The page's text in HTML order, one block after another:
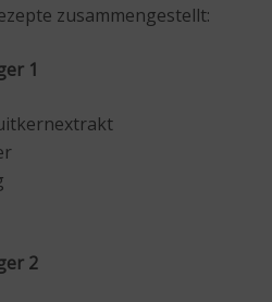
zusammengestellt:
1
2